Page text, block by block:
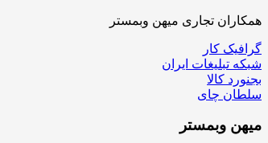
همکاران تجاری میهن وبمستر
گرافیک کار
شبکه تبلیغات ایران
بجنورد کالا
سلطان چای
میهن وبمستر